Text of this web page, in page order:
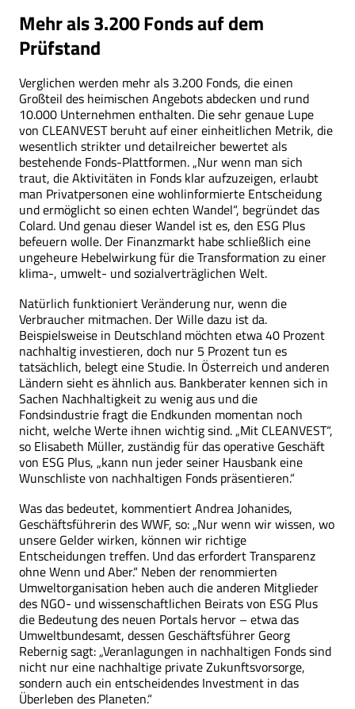
Mehr als 3.200 Fonds auf dem
Prüfstand
Verglichen werden mehr als 3.200 Fonds, die einen
Großteil des heimischen Angebots abdecken und rund
10.000 Unternehmen enthalten. Die sehr genaue Lupe
von CLEANVEST beruht auf einer einheitlichen Metrik, die
wesentlich strikter und detailreicher bewertet als
bestehende Fonds-Plattformen. „Nur wenn man sich
traut, die Aktivitäten in Fonds klar aufzuzeigen, erlaubt
man Privatpersonen eine wohlinformierte Entscheidung
und ermöglicht so einen echten Wandel“, begründet das
Colard. Und genau dieser Wandel ist es, den ESG Plus
befeuern wolle. Der Finanzmarkt habe schließlich eine
ungeheure Hebelwirkung für die Transformation zu einer
klima-, umwelt- und sozialverträglichen Welt.
Natürlich funktioniert Veränderung nur, wenn die
Verbraucher mitmachen. Der Wille dazu ist da.
Beispielsweise in Deutschland möchten etwa 40 Prozent
nachhaltig investieren, doch nur 5 Prozent tun es
tatsächlich, belegt eine Studie. In Österreich und anderen
Ländern sieht es ähnlich aus. Bankberater kennen sich in
Sachen Nachhaltigkeit zu wenig aus und die
Fondsindustrie fragt die Endkunden momentan noch
nicht, welche Werte ihnen wichtig sind. „Mit CLEANVEST“,
so Elisabeth Müller, zuständig für das operative Geschäft
von ESG Plus, „kann nun jeder seiner Hausbank eine
Wunschliste von nachhaltigen Fonds präsentieren.“
Was das bedeutet, kommentiert Andrea Johanides,
Geschäftsführerin des WWF, so: „Nur wenn wir wissen, wo
unsere Gelder wirken, können wir richtige
Entscheidungen treffen. Und das erfordert Transparenz
ohne Wenn und Aber.“ Neben der renommierten
Umweltorganisation heben auch die anderen Mitglieder
des NGO- und wissenschaftlichen Beirats von ESG Plus
die Bedeutung des neuen Portals hervor – etwa das
Umweltbundesamt, dessen Geschäftsführer Georg
Rebernig sagt: „Veranlagungen in nachhaltigen Fonds sind
nicht nur eine nachhaltige private Zukunftsvorsorge,
sondern auch ein entscheidendes Investment in das
Überleben des Planeten.“